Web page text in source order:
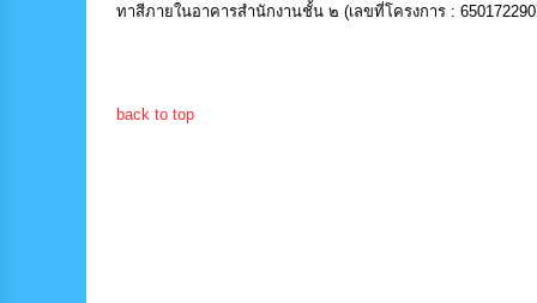
ทาสีภายในอาคารสำนักงานชั้น ๒ (เลขที่โครงการ :
back to top